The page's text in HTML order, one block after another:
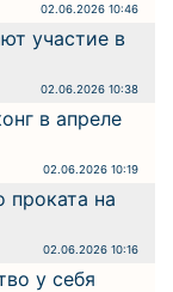
02.06.2026 10:46
участие в
02.06.2026 10:38
в апреле
02.06.2026 10:19
проката на
02.06.2026 10:16
у себя